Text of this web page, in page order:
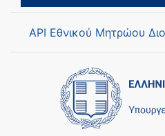
API Εθνικού Μητρώου